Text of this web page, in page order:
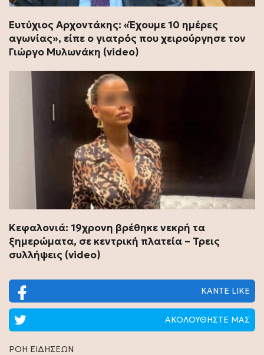
Ευτύχιος Αρχοντάκης: «Έχουμε 10 ημέρες
αγωνίας», είπε ο γιατρός που χειρούργησε τον
Γιώργο Μυλωνάκη (video)
Κεφαλονιά: 19χρονη βρέθηκε νεκρή τα
ξημερώματα, σε κεντρική πλατεία – Τρεις
συλλήψεις (video)
ΚΑΝΤΕ LIKE
ΑΚΟΛΟΥΘΗΣΤΕ ΜΑΣ
ΡΟΗ ΕΙΔΗΣΕΩΝ